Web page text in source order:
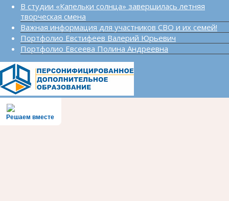
В студии «Капельки солнца» завершилась летняя
творческая смена
Важная информация для участников СВО и их семей!
Портфолио Евстифеев Валерий Юрьевич
Портфолио Евсеева Полина Андреевна
Решаем вместе